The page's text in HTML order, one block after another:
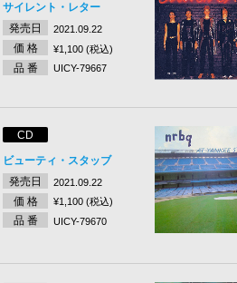
サイレント・レター
発売日
2021.09.22
価 格 ¥1,100 (税込)
品 番 UICY-79667
CD
ビューティ・スタッブ
発売日
2021.09.22
価 格 ¥1,100 (税込)
品 番 UICY-79670